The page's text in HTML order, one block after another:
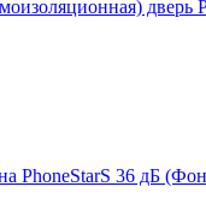
дверь
PhoneStarS 36 дБ